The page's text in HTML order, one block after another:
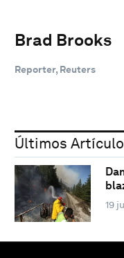
Brad Brooks
Reporter, Reuters
Últimos
19